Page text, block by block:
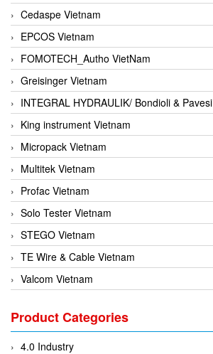
Cedaspe Vietnam
EPCOS Vietnam
FOMOTECH_Autho VietNam
Greisinger Vietnam
INTEGRAL HYDRAULIK/ Bondioli & Pavesi
King instrument Vietnam
Micropack Vietnam
Multitek Vietnam
Profac Vietnam
Solo Tester Vietnam
STEGO Vietnam
TE Wire & Cable Vietnam
Valcom Vietnam
3CTEST Vietnam
4B VietNam Vietnam
Product Categories
4.0 Industry